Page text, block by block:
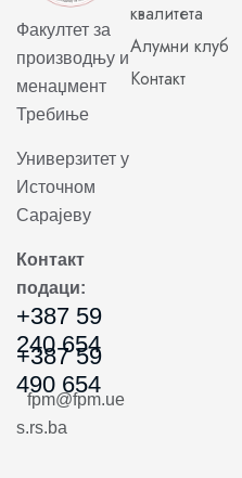
Факултет за
производњу и
менаџмент
Требиње
Универзитет у
Источном
Сарајеву
Контакт
подаци:
+387 59
240 654
+387 59
490 654
fpm@fpm.ue
s.rs.ba
квалитета
Алумни клуб
Контакт